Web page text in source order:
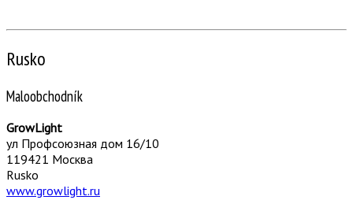
Rusko
Maloobchodník
GrowLight
ул Профсоюзная дом 16/10
119421 Москва
Rusko
www.growlight.ru